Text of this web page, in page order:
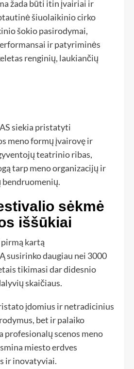
žada būti itin įvairiai ir
šiuolaikinio cirko
šokio pasirodymai,
ir patyriminės
renginių, laukiančių
siekia pristatyti
meno formų įvairovę ir
teatrinio ribas,
tarp meno organizacijų ir
sėkmė
iššūkiai
kartą
susirinko daugiau nei 3000
tikimasi dar didesnio
skaičiaus.
įdomius ir netradicinius
bet ir palaiko
profesionalų scenos meno
miesto erdves
ir inovatyviai.